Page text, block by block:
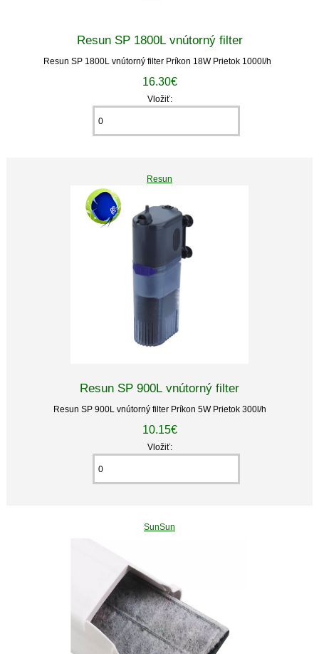
Resun SP 1800L vnútorný filter
Resun SP 1800L vnútorný filter Príkon 18W Prietok 1000l/h
16.30€
Vložiť:
Resun
Resun SP 900L vnútorný filter
Resun SP 900L vnútorný filter Príkon 5W Prietok 300l/h
10.15€
Vložiť:
SunSun